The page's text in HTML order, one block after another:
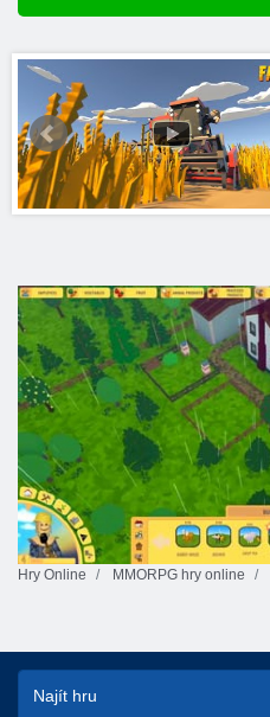
Hry Online MMORPG hry online